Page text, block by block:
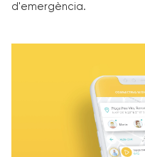
d'emergència.